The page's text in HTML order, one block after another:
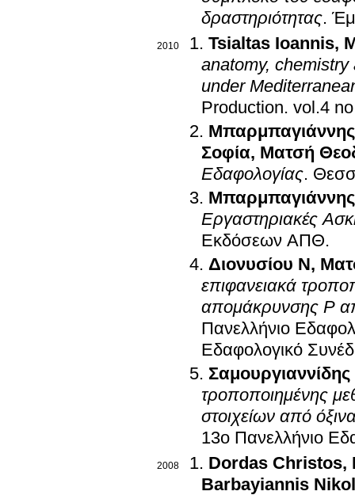
δραστηριότητας.
2010 Tsialtas Ioannis,
anatomy,
under
Production.
Σοφία, Ματσή
Εδαφολογίας.
Εργαστηριακές
Εκδόσεων ΑΠΘ.
Διονυσίου Ν,
επιφανειακά
απομάκρυνσης Ρ
Πανελλήνιο
Εδαφολογικό
Σαμουργιαννίδης
τροποποιημένης
στοιχείων από
13ο Πανελλήνιο
2008 Dordas Christos,
Barbayiannis